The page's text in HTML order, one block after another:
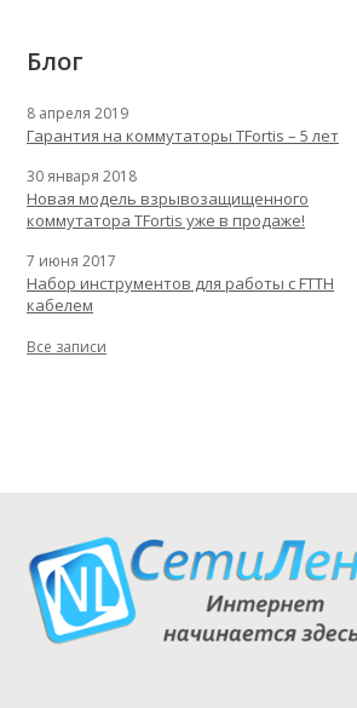
Блог
8 апреля 2019
Гарантия на коммутаторы TFortis – 5 лет
30 января 2018
Новая модель взрывозащищенного
коммутатора TFortis уже в продаже!
7 июня 2017
Набор инструментов для работы с FTTH
кабелем
Все записи